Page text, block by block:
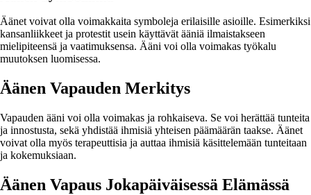
Äänet voivat olla voimakkaita symboleja erilaisille asioille. Esimerkiksi
kansanliikkeet ja protestit usein käyttävät ääniä ilmaistakseen
mielipiteensä ja vaatimuksensa. Ääni voi olla voimakas työkalu
muutoksen luomisessa.
Äänen Vapauden Merkitys
Vapauden ääni voi olla voimakas ja rohkaiseva. Se voi herättää tunteita
ja innostusta, sekä yhdistää ihmisiä yhteisen päämäärän taakse. Äänet
voivat olla myös terapeuttisia ja auttaa ihmisiä käsittelemään tunteitaan
ja kokemuksiaan.
Äänen Vapaus Jokapäiväisessä Elämässä